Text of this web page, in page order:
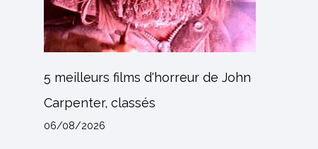
5 meilleurs films d'horreur de John
Carpenter, classés
06/08/2026